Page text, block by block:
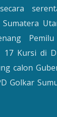
Kursi di
calon
Golkar